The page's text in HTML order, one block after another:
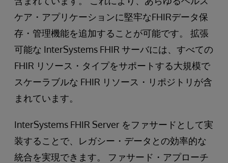
ケア・アプリケーションに堅牢なFHIRデータ保
存・管理機能を追加することが可能です。 拡張
可能な InterSystems FHIR サーバには、すべての
FHIR リソース・タイプをサポートする大規模で
スケーラブルな FHIR リソース・リポジトリが含
まれています。
InterSystems FHIR Server をファサードとして実
装することで、レガシー・データとの効率的な
統合を実現できます。 ファサード・アプローチ